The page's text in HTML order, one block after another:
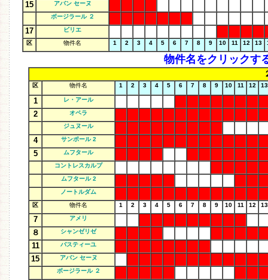
15
アバン セーヌ
ボージラール ２
17
ビリエ
区
物件名 1 2 3 4 5 6 7 8 9 10 11 12 13
物件名をクリックす
区 物件名 1 2 3 4 5 6 7 8 9 10 11 12 13
1 レ・アール
2
オペラ
ジュヌール
4 サンポール 2
5
ムフタール
コントレスカルプ
ムフタール 2
ノートルダム
区
物件名 1 2 3 4 5 6 7 8 9 10 11 12 13
7 アメリ
８ シャンゼリゼ
11 バスティーユ
15
アバン セーヌ
ボージラール ２